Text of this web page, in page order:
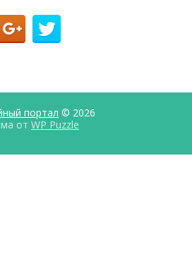
портал © 2026
от WP Puzzle